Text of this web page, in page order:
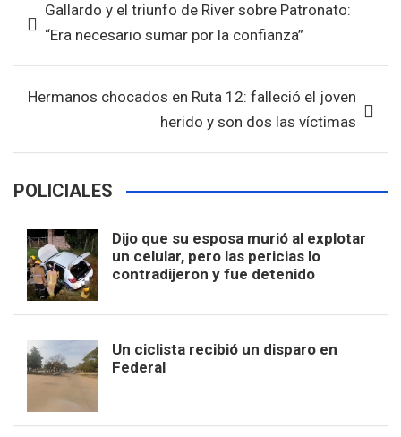
o
o
k
A
p
p
de Gallardo y el triunfo de River sobre Patronato:
“Era necesario sumar por la confianza”
Hermanos chocados en Ruta 12: falleció el joven
herido y son dos las víctimas
POLICIALES
Dijo que su esposa murió al explotar
un celular, pero las pericias lo
contradijeron y fue detenido
Un ciclista recibió un disparo en
Federal